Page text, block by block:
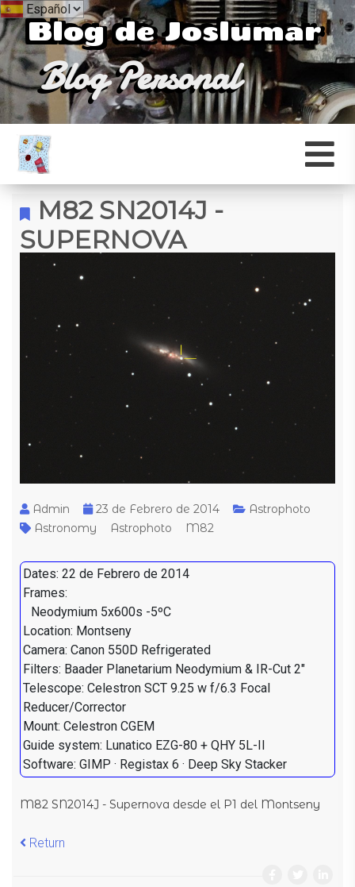
Blog de Joslumar
Blog Personal
M82 SN2014J -
SUPERNOVA
Admin 23 de Febrero de 2014
Astrophoto
Astronomy
Astrophoto M82
Dates: 22 de Febrero de 2014
Frames:
Neodymium 5x600s -5ºC
Location: Montseny
Camera: Canon 550D Refrigerated
Filters: Baader Planetarium Neodymium & IR-Cut 2"
Telescope: Celestron SCT 9.25 w f/6.3 Focal
Reducer/Corrector
Mount: Celestron CGEM
Guide system: Lunatico EZG-80 + QHY 5L-II
Software: GIMP · Registax 6 · Deep Sky Stacker
M82 SN2014J - Supernova desde el P1 del Montseny
Return